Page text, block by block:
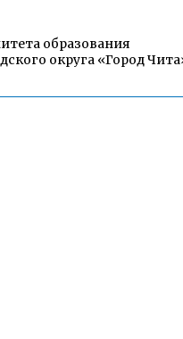
образования
округа «Город